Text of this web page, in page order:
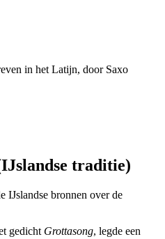
in het Latijn, door Saxo
traditie)
IJslandse bronnen over de
gedicht Grottasong, legde een